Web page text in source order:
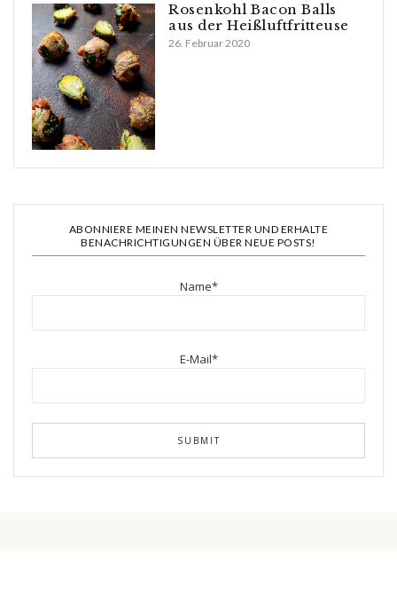
Rosenkohl Bacon Balls
aus der Heißluftfritteuse
26. Februar 2020
ABONNIERE MEINEN NEWSLETTER UND ERHALTE
BENACHRICHTIGUNGEN ÜBER NEUE POSTS!
Name*
E-Mail*